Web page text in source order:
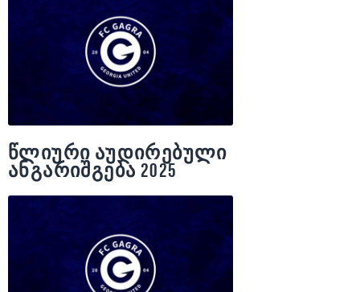
წლიური აუდირებული
ანგარიშგება 2025